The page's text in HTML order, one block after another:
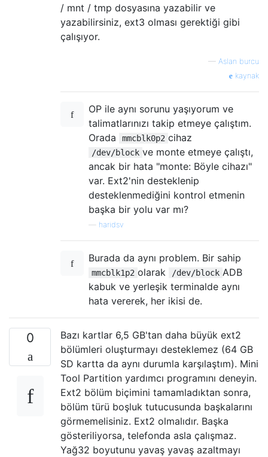
/ mnt / tmp dosyasına yazabilir ve
yazabilirsiniz, ext3 olması gerektiği gibi
çalışıyor.
— Aslan burcu
kaynak
OP ile aynı sorunu yaşıyorum ve
talimatlarınızı takip etmeye çalıştım.
Orada
mmcblk0p2 cihaz
/dev/block ve monte etmeye çalıştı,
ancak bir hata "monte: Böyle cihazı"
var. Ext2'nin desteklenip
desteklenmediğini kontrol etmenin
başka bir yolu var mı?
haridsv
Burada da aynı problem. Bir sahip
mmcblk1p2 olarak /dev/block ADB
kabuk ve yerleşik terminalde aynı
hata vererek, her ikisi de.
0
Bazı kartlar 6,5 GB'tan daha büyük ext2
bölümleri oluşturmayı desteklemez (64 GB
SD kartta da aynı durumla karşılaştım). Mini
Tool Partition yardımcı programını deneyin.
Ext2 bölüm biçimini tamamladıktan sonra,
bölüm türü boşluk tutucusunda başkalarını
görmemelisiniz. Ext2 olmalıdır. Başka
gösteriliyorsa, telefonda asla çalışmaz.
Yağ32 boyutunu yavaş yavaş azaltmayı